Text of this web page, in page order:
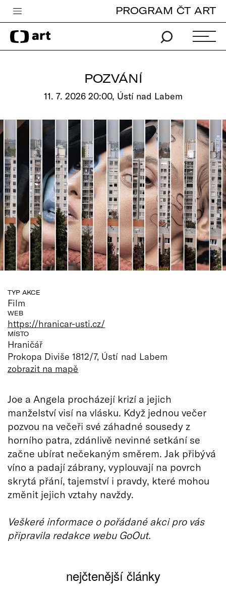
Česká televize
Zpravodajství
Pro děti
edu
Vše o ČT
PROGRAM ČT ART
POZVÁNÍ
11. 7. 2026 20:00, Ústí nad Labem
TYP AKCE
Film
WEB
https://hranicar-usti.cz/
MÍSTO
Hraničář
Prokopa Diviše 1812/7, Ústí nad Labem
zobrazit na mapě
Joe a Angela procházejí krizí a jejich
manželství visí na vlásku. Když jednou večer
pozvou na večeři své záhadné sousedy z
horního patra, zdánlivě nevinné setkání se
začne ubírat nečekaným směrem. Jak přibývá
víno a padají zábrany, vyplouvají na povrch
skrytá přání, tajemství i pravdy, které mohou
změnit jejich vztahy navždy.
Veškeré informace o pořádané akci pro vás
připravila redakce webu GoOut.
nejčtenější články